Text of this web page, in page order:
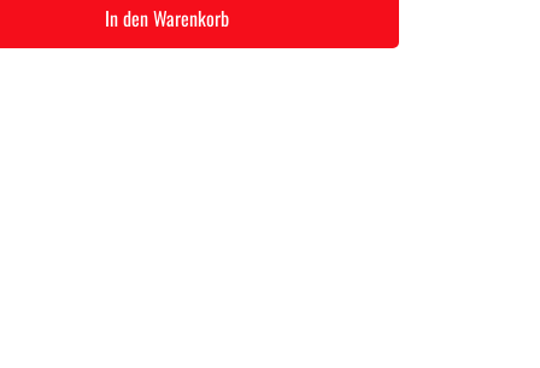
In den Warenkorb